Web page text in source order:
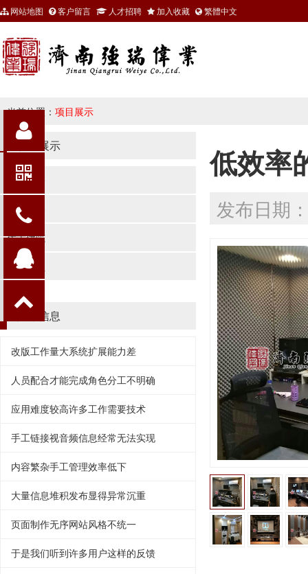
网站地图 客户留言 人才招聘 加入收藏 繁體中文
当前位置： 项目展示
项目展示
公建装修
家庭装修
仿古建筑
防水工程
推荐信息
改版工作量大系统扩展能力差
人员配合才能完成角色分工不明确
应用难度较高许多工作需要技术
手工链接视音频信息经常无法实现
内容繁杂手工管理效率低下
大量信息堆积发布显得异常沉重
页面制作无序网站风格不统一
于是我们听到许多用户这样的反馈
低效率
发布日期